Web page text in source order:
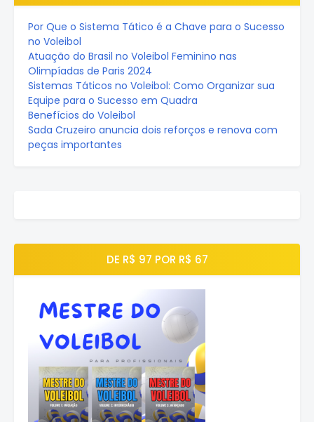
Por Que o Sistema Tático é a Chave para o Sucesso
no Voleibol
Atuação do Brasil no Voleibol Feminino nas
Olimpíadas de Paris 2024
Sistemas Táticos no Voleibol: Como Organizar sua
Equipe para o Sucesso em Quadra
Benefícios do Voleibol
Sada Cruzeiro anuncia dois reforços e renova com
peças importantes
DE R$ 97 POR R$ 67